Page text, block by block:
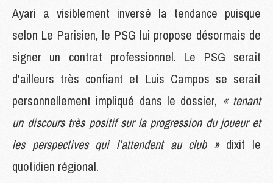
Ayari a visiblement inversé la tendance puisque
selon Le Parisien, le PSG lui propose désormais de
signer un contrat professionnel. Le PSG serait
d'ailleurs très confiant et Luis Campos se serait
personnellement impliqué dans le dossier, « tenant
un discours très positif sur la progression du joueur et
les perspectives qui l’attendent au club »dixit le
quotidien régional.